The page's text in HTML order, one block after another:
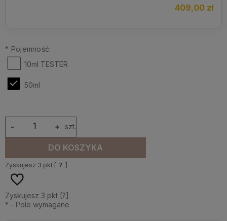
409,00 zł
* Pojemność:
10ml TESTER
50ml
+
- szt.
DO KOSZYKA
Zyskujesz 3 pkt [ ? ]
Zyskujesz 3 pkt [?]
* - Pole wymagane